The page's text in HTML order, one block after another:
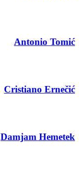
Antonio Tomić
Cristiano Ernečić
Damjam Hemetek